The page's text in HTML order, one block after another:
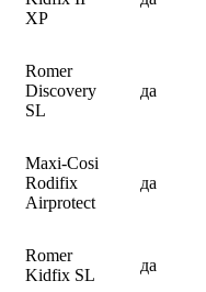
XP
Romer
Discovery
SL
да
Maxi-Cosi
Rodifix
Airprotect
да
Romer
Kidfix SL
да